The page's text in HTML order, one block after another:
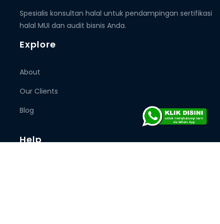
Spesialis konsultan halal untuk pendampingan sertifikasi
halal MUI dan audit bisnis Anda.
Explore
About
Our Clients
Blog
Help